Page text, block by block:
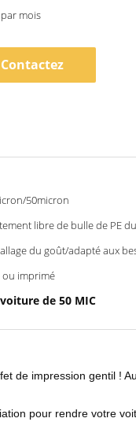
mois
Contactez
50micron
libre de bulle de PE
du goût/adapté aux
ou imprimé
de 50 MIC
de impression gentil !
pour rendre votre